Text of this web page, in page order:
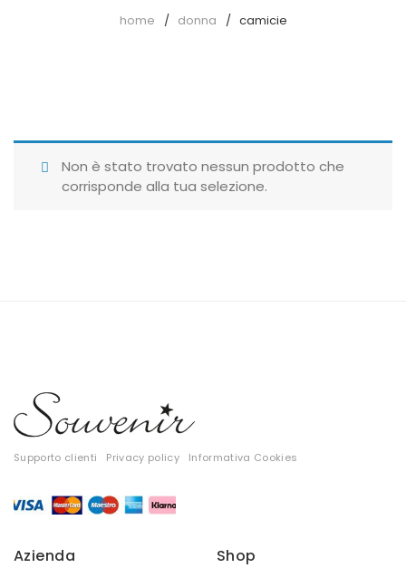
Giubbotti
Tute
Tutti
Gift Card
home donna camicie
Non è stato trovato nessun prodotto che
corrisponde alla tua selezione.
Supporto clienti Privacy policy Informativa Cookies
Azienda Shop